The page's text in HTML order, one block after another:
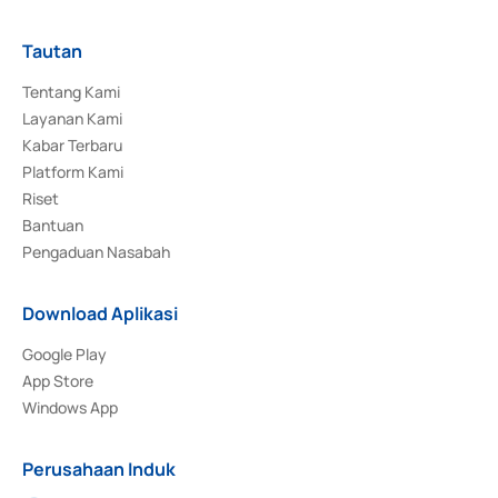
Tautan
Tentang Kami
Layanan Kami
Kabar Terbaru
Platform Kami
Riset
Bantuan
Pengaduan Nasabah
Download Aplikasi
Google Play
App Store
Windows App
Perusahaan Induk